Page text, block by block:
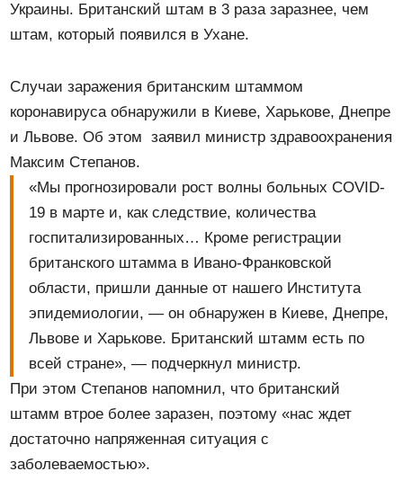
Украины. Британский штам в 3 раза заразнее, чем
штам, который появился в Ухане.
Случаи заражения британским штаммом
коронавируса обнаружили в Киеве, Харькове, Днепре
и Львове. Об этом заявил министр здравоохранения
Максим Степанов.
«Мы прогнозировали рост волны больных COVID-
19 в марте и, как следствие, количества
госпитализированных… Кроме регистрации
британского штамма в Ивано-Франковской
области, пришли данные от нашего Института
эпидемиологии, — он обнаружен в Киеве, Днепре,
Львове и Харькове. Британский штамм есть по
всей стране», — подчеркнул министр.
При этом Степанов напомнил, что британский
штамм втрое более заразен, поэтому «нас ждет
достаточно напряженная ситуация с
заболеваемостью».